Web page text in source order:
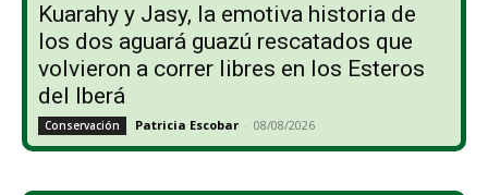
Kuarahy y Jasy, la emotiva historia de
los dos aguará guazú rescatados que
volvieron a correr libres en los Esteros
del Iberá
Conservación Patricia Escobar - 08/08/2026